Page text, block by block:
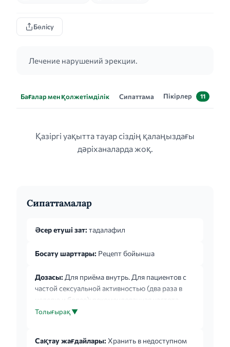
Бөлісу
Лечение нарушений эрекции.
Бағалар мен қолжетімділік Сипаттама Пікірлер 11
Қазіргі уақытта тауар сіздің қалаңыздағы
дәріханаларда жоқ.
Сипаттамалар
Әсер етуші зат: тадалафил
Босату шарттары: Рецепт бойынша
Дозасы: Для приёма внутрь. Для пациентов с
частой сексуальной активностью (два раза в
неделю и более): рекомендованная частота
приёма - ежедневно, один раз в сутки 5 мг, в
снижена до 2,5 мг один раз в сутки в
Толығырақ ▼
Сақтау жағдайлары: Хранить в недоступном